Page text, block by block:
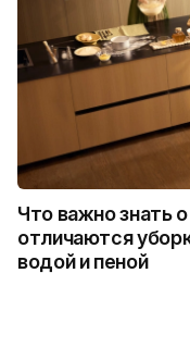
Что важно знать
отличаются
водой и пеной